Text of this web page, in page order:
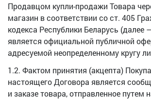
Продавцом купли-продажи Товара
магазин в соответствии со ст. 405
кодекса Республики Беларусь (далее
является официальной публичной
адресуемой неопределенному кругу
1.2. Фактом принятия (акцепта)
настоящего Договора является
и заказе товара, отправленное путем